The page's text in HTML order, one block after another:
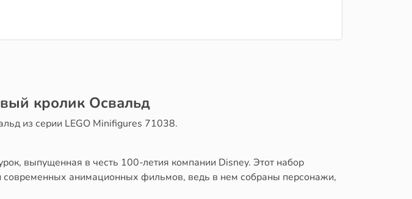
кролик Освальд
из серии LEGO Minifigures 71038.
выпущенная в честь 100-летия компании Disney. Этот набор
современных анимационных фильмов, ведь в нем собраны персонажи,